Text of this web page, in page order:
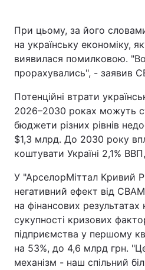
При цьому, за його
на українську економіку,
виявилася помилковою.
прорахувались", - заявив
Потенційні втрати
2026–2030 роках можуть
бюджети різних рівнів
$1,3 млрд. До 2030 року
коштувати Україні 2,1%
У "АрселорМіттал Кривий
негативний ефект від
на фінансових результатах
сукупності кризових
підприємства у першому
на 53%, до 4,6 млрд грн.
механізм - наш спільний